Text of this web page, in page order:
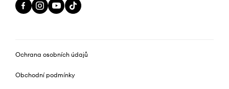
Ochrana osobních údajů
Obchodní podmínky